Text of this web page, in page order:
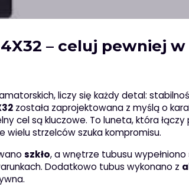
– celuj pewniej
liczy się każdy detal:
została zaprojektowana z myślą o
cel są kluczowe. To luneta, która
strzelców szuka kompromisu.
szkło, a wnętrze tubusu wypełniono
Dodatkowo tubus wykonano z